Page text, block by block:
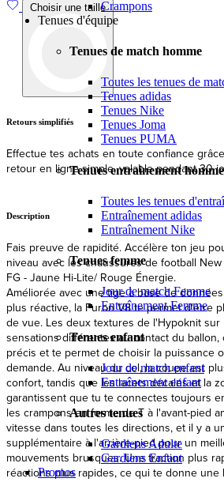
Crampons
Tenues d'équipe
Tenues de match homme
Toutes les tenues de
Tenues adidas
Tenues Nike
Tenues Joma
Tenues PUMA
Tenues entrainement homme
Toutes les tenues
Entraînement adidas
Entraînement Nike
Tenues femme
Jour de match Femme
Entraînement Femme
Tenues enfant
Jour de match enfant
Entraînement enfant
Autres tenues
Gardiens Adulte
Gardiens Enfant
Promos
Choisir une taille
Livraison
Expédition et livraison rapides depuis l'UE
Fais preuve de rapidité. Accélère ton jeu
niveau avec les chaussures de football New
FG - Jaune Hi-Lite/ Rouge Énergie.
Améliorée avec une tige à base de
plus réactive, la Furon V8 te permet d'être
de vue. Les deux textures de l'Hypoknit
sensations différentes au contact du ballon,
précis et te permet de choisir la puissance
demande. Au niveau du col, la coupe est
confort, tandis que les lacets décalés et la
garantissent que tu te connectes toujours
les crampons en forme de T à l'avant-pied
vitesse dans toutes les directions, et il y a
supplémentaire à l'arrière-pied pour un
mouvements brusques. Une traction plus
réactions plus rapides, ce qui te donne une
tes rivaux dans les affrontements en un
décider d'un match.